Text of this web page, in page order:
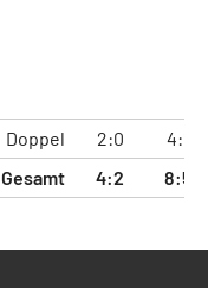
Doppel 2:0
4:1
Gesamt
4:2 8:5